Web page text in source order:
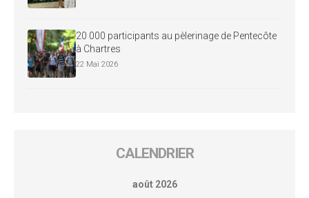
20 000 participants au pèlerinage de Pentecôte
à Chartres
22 Mai 2026
CALENDRIER
août 2026